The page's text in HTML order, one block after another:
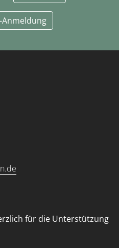
für die Unterstützung